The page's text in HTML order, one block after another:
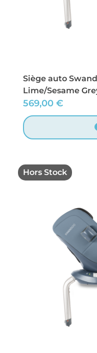
Siège auto
Lime/Sesame
569,00 €
Hors Stock